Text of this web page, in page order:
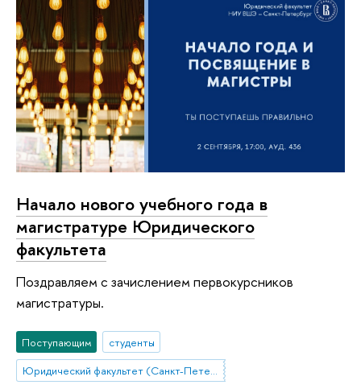
Начало нового учебного года в
магистратуре Юридического
факультета
Поздравляем с зачислением первокурсников
магистратуры.
Поступающим
студенты
Юридический факультет (Санкт-Петербург)